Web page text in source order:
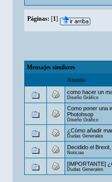
Páginas: [1]
Mensajes similares
Asunto
como hacer un
Diseño Gráfico
Como poner una
Photohsop
Diseño Gráfico
¿Cómo añadir
Dudas Generales
Decidido el
Noticias
[IMPORTANTE]
Dudas Generales